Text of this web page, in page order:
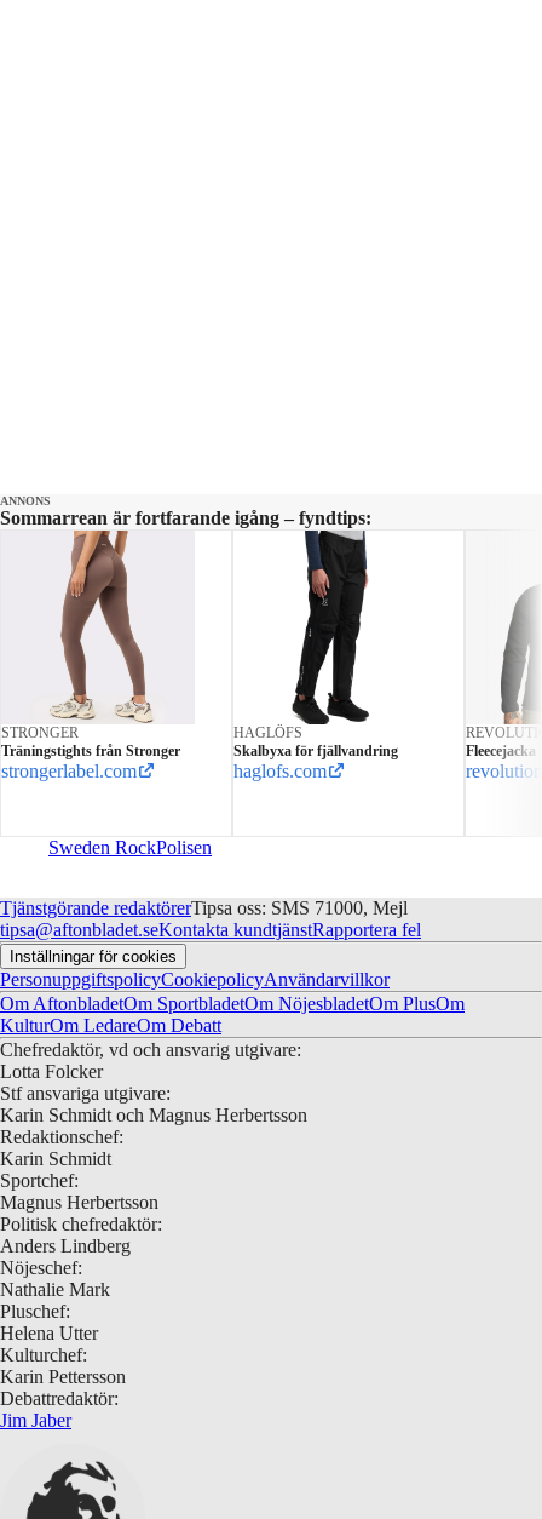
ANNONS
Sommarrean är fortfarande igång – fyndtips:
STRONGER
Träningstights från Stronger
strongerlabel.com
HAGLÖFS
Skalbyxa för fjällvandring
haglofs.com
Fleecejacka
Sweden RockPolisen
Tjänstgörande redaktörerTipsa oss: SMS 71000, Mejl
tipsa@aftonbladet.seKontakta kundtjänstRapportera fel
Inställningar för cookies
PersonuppgiftspolicyCookiepolicyAnvändarvillkor
Om AftonbladetOm SportbladetOm NöjesbladetOm PlusOm
KulturOm LedareOm Debatt
Chefredaktör, vd och ansvarig utgivare:
Lotta Folcker
Stf ansvariga utgivare:
Karin Schmidt och Magnus Herbertsson
Redaktionschef:
Karin Schmidt
Sportchef:
Magnus Herbertsson
Politisk chefredaktör:
Anders Lindberg
Nöjeschef:
Nathalie Mark
Pluschef:
Helena Utter
Kulturchef:
Karin Pettersson
Debattredaktör:
Jim Jaber